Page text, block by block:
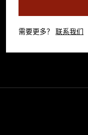
需要更多？ 联系我们